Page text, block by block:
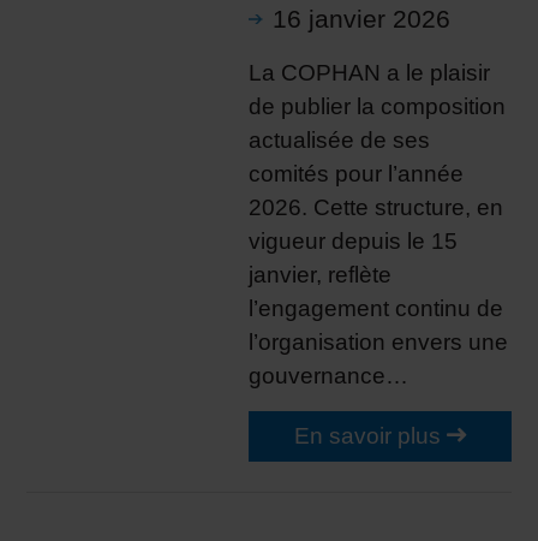
16 janvier 2026
La COPHAN a le plaisir
de publier la composition
actualisée de ses
comités pour l’année
2026. Cette structure, en
vigueur depuis le 15
janvier, reflète
l’engagement continu de
l’organisation envers une
gouvernance…
En savoir plus